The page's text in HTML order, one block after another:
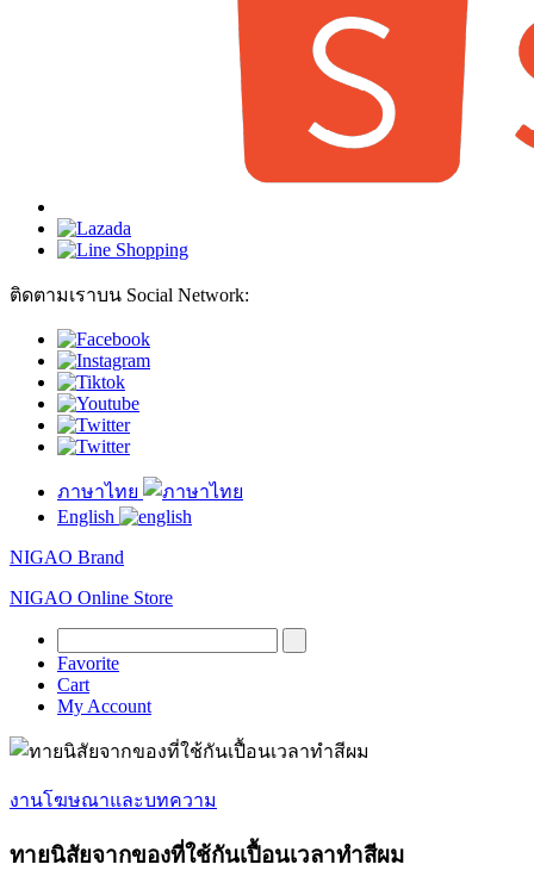
ติดตามเราบน Social Network:
ภาษาไทย
English
NIGAO Brand
NIGAO Online Store
Favorite
Cart
My Account
งานโฆษณาและบทความ
ทายนิสัยจากของที่ใช้กันเปื้อนเวลาทำสีผม